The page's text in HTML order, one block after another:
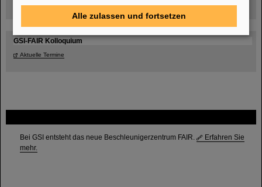
Bei GSI entsteht das neue Beschleunigerzentrum FAIR.
Erfahren Sie
mehr.
GSI-FAIR Kolloquium
Aktuelle Termine
Alle zulassen und fortsetzen